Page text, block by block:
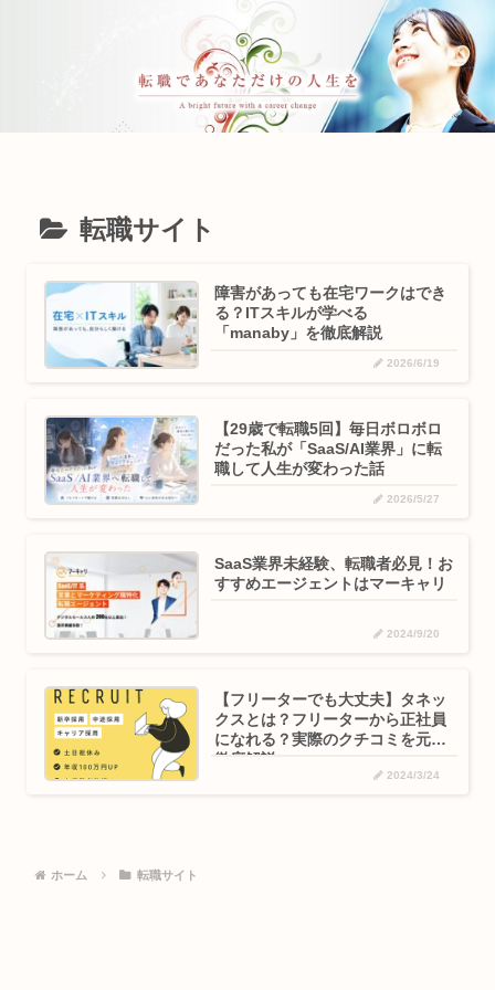
転職サイト
障害があっても在宅ワークはでき
る？ITスキルが学べる
「manaby」を徹底解説
2026/6/19
【29歳で転職5回】毎日ボロボロ
だった私が「SaaS/AI業界」に転
職して人生が変わった話
2026/5/27
SaaS業界未経験、転職者必見！お
すすめエージェントはマーキャリ
2024/9/20
【フリーターでも大丈夫】タネッ
クスとは？フリーターから正社員
になれる？実際のクチコミを元に
徹底解説
2024/3/24
ホーム 転職サイト